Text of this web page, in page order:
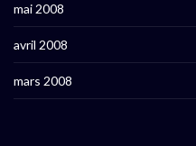
mai 2008
avril 2008
mars 2008